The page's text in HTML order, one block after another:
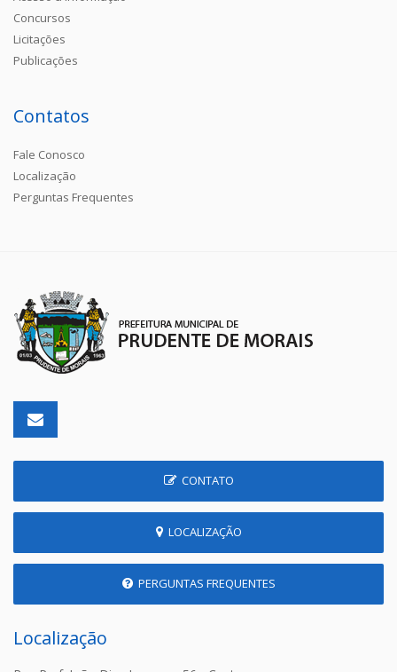
Concursos
Licitações
Publicações
Contatos
Fale Conosco
Localização
Perguntas Frequentes
CONTATO
LOCALIZAÇÃO
PERGUNTAS FREQUENTES
Localização